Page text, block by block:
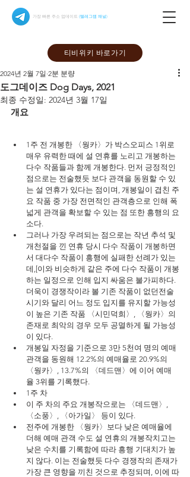
가장 빠른 주소 업데이트 (텔레그램 채널)
티비위키 바로가기
도그데이즈 Dog Days, 2021
2024년 2월 7일 2분 분량
최종 수정일: 2024년 3월 17일
개요
1주 전 개봉한 〈웡카〉가 박스오피스 1위로
매우 유력한 때에 설 연휴를 노리고 개봉하는
다수 작품들과 함께 개봉한다. 먼저 긍정적인
점으로는 전술했듯 보다 관객을 동원할 수 있
는 설 연휴가 있다는 점이며, 개봉일이 겹친 주
요 작품 중 가장 전면적인 관객층으로 인해 폭
넓게 관객을 확보할 수 있는 점 또한 흥행의 요
소다.
그러나 가장 우려되는 점으로는 작년 추석 및
개천절을 낀 연휴 당시 다수 작품이 개봉하면
서 대다수 작품이 흥행에 실패한 선례가 있는
데,[이와 비슷하게 같은 주에 다수 작품이 개봉
하는 일정으로 인해 입지 싸움은 불가피하다.
더욱이 경쟁작이라 볼 기존 작품이 없던전술
시기와 달리 어느 정도 입지를 유지할 가능성
이 높은 기존 작품 〈시민덕희〉, 〈웡카〉의
존재로 최악의 경우 모두 공멸하게 될 가능성
이 있다.
개봉일 자정을 기준으로 3만 5천여 명의 예매
관객을 동원해 12.2%의 예매율로 20.9%의
〈웡카〉, 13.7%의 〈데드맨〉에 이어 예매
율 3위를 기록했다.
1주 차
이 주 차의 주요 개봉작으로는 〈데드맨〉,
〈소풍〉, 〈아가일〉 등이 있다.
전주에 개봉한 〈웡카〉보다 낮은 예매율에
더해 예매 관객 수도 설 연휴의 개봉작치고는
낮은 수치를 기록함에 따라 흥행 기대치가 높
지 않다. 이는 전술했듯 다수 경쟁작의 존재가
가장 큰 영향을 끼친 것으로 추정되며, 이에 따